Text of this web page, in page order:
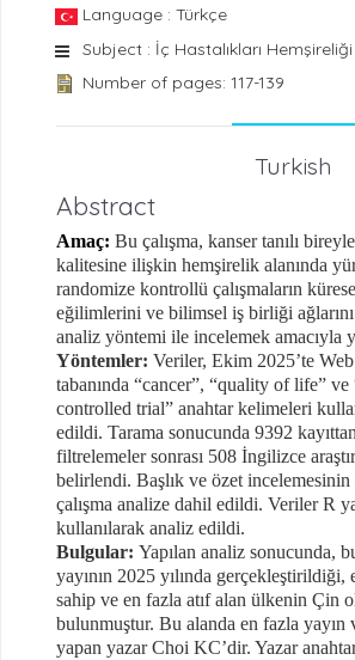
Language : Türkçe
Subject : İç Hastalıkları Hemşireliği
Number of pages: 117-139
Turkish
Abstract
Amaç: Bu çalışma, kanser tanılı
kalitesine ilişkin hemşirelik alanında
randomize kontrollü çalışmaların
eğilimlerini ve bilimsel iş birliği
analiz yöntemi ile incelemek amacıyla
Yöntemler: Veriler, Ekim 2025’te
tabanında “cancer”, “quality of life” ve
controlled trial” anahtar kelimeleri
edildi. Tarama sonucunda 9392
filtrelemeler sonrası 508 İngilizce
belirlendi. Başlık ve özet incelemesinin
çalışma analize dahil edildi. Veriler R
kullanılarak analiz edildi.
Bulgular: Yapılan analiz sonucunda,
yayının 2025 yılında gerçekleştirildiği,
sahip ve en fazla atıf alan ülkenin Çin
bulunmuştur. Bu alanda en fazla yayın
yapan yazar Choi KC’dir. Yazar